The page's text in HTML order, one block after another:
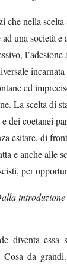
che nella
una società e
l’adesione
ed
La scelta di
dei coetanei
esitare, di
e anche alle
per
diventa essa
Cosa da